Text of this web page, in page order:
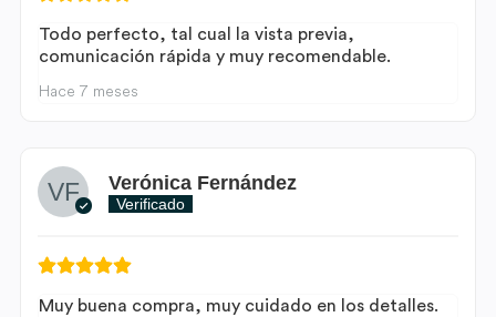
Todo perfecto, tal cual la vista previa,
comunicación rápida y muy recomendable.
Hace 7 meses
Verónica Fernández
Verificado
Muy buena compra, muy cuidado en los detalles.